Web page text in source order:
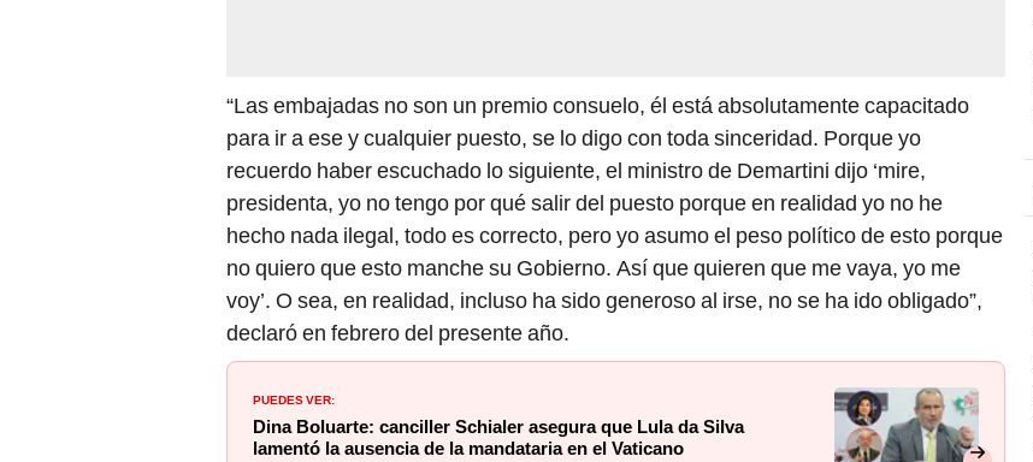
“Las embajadas no son un premio consuelo, él está absolutamente capacitado
para ir a ese y cualquier puesto, se lo digo con toda sinceridad. Porque yo
recuerdo haber escuchado lo siguiente, el ministro de Demartini dijo ‘mire,
presidenta, yo no tengo por qué salir del puesto porque en realidad yo no he
hecho nada ilegal, todo es correcto, pero yo asumo el peso político de esto porque
no quiero que esto manche su Gobierno. Así que quieren que me vaya, yo me
voy’. O sea, en realidad, incluso ha sido generoso al irse, no se ha ido obligado”,
declaró en febrero del presente año.
PUEDES VER:
Dina Boluarte: canciller Schialer asegura que Lula da Silva
lamentó la ausencia de la mandataria en el Vaticano